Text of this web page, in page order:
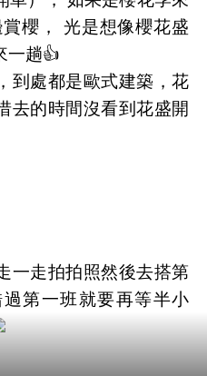
櫻， 光是想像櫻花盛
一趟👍
到處都是歐式建築，花
去的時間沒看到花盛開
一走拍拍照然後去搭第
第一班就要再等半小